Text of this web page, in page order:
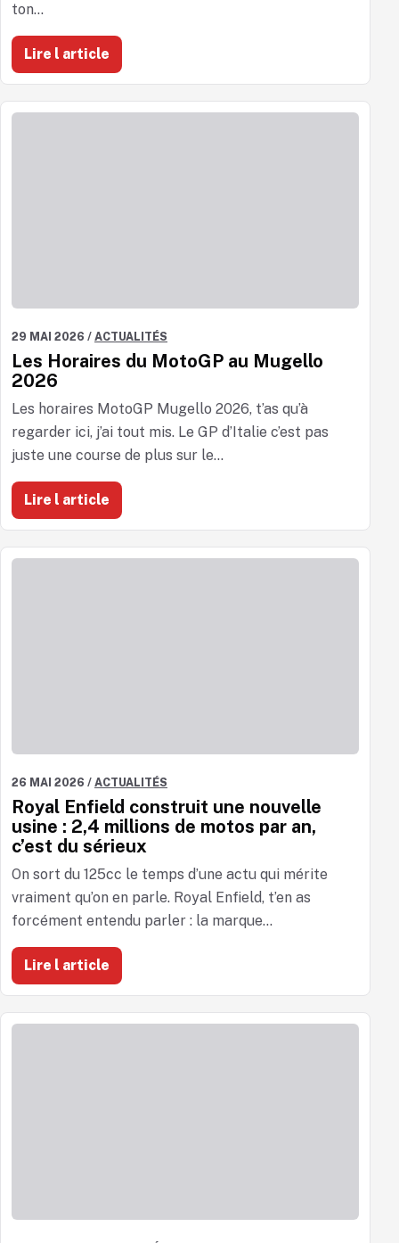
ton...
Lire l article
29 MAI 2026 / ACTUALITÉS
Les Horaires du MotoGP au Mugello
2026
Les horaires MotoGP Mugello 2026, t’as qu’à
regarder ici, j’ai tout mis. Le GP d’Italie c’est pas
juste une course de plus sur le...
Lire l article
26 MAI 2026 / ACTUALITÉS
Royal Enfield construit une nouvelle
usine : 2,4 millions de motos par an,
c’est du sérieux
On sort du 125cc le temps d’une actu qui mérite
vraiment qu’on en parle. Royal Enfield, t’en as
forcément entendu parler : la marque...
Lire l article